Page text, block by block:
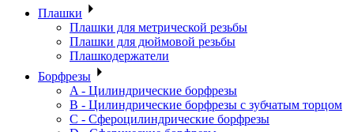
Плашки
Плашки для метрической резьбы
Плашки для дюймовой резьбы
Плашкодержатели
Борфрезы
A - Цилиндрические борфрезы
B - Цилиндрические борфрезы с зубчатым торцом
C - Сфероцилиндрические борфрезы